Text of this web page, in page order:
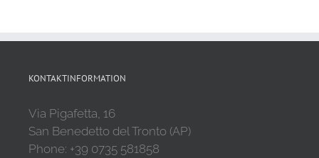
KONTAKTINFORMATION
Via Pigafetta, 16
San Benedetto del Tronto (AP)
Phone: +39 0735 581858